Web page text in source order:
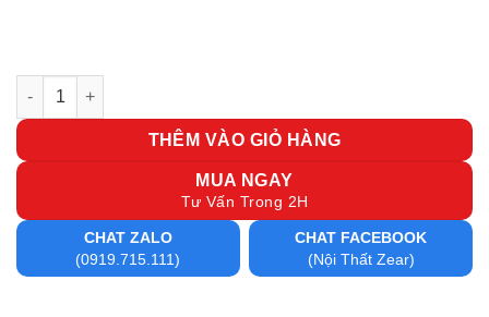
Tủ kệ văn phòng TK 24 số lượng
THÊM VÀO GIỎ HÀNG
MUA NGAY
Tư Vấn Trong 2H
CHAT ZALO
(0919.715.111)
CHAT FACEBOOK
(Nội Thất Zear)